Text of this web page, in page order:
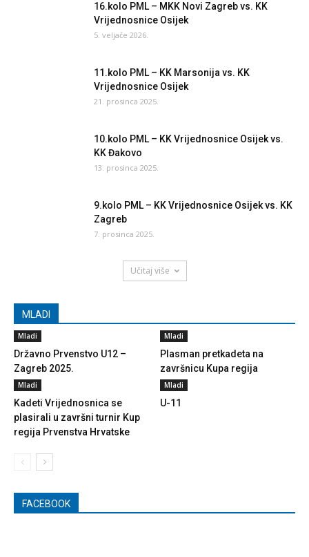
16.kolo PML – MKK Novi Zagreb vs. KK
Vrijednosnice Osijek
5. veljače 2026.
11.kolo PML – KK Marsonija vs. KK
Vrijednosnice Osijek
21. prosinca 2025.
10.kolo PML – KK Vrijednosnice Osijek vs.
KK Đakovo
13. prosinca 2025.
9.kolo PML – KK Vrijednosnice Osijek vs. KK
Zagreb
7. prosinca 2025.
Učitaj više
MLADI
Mladi
Državno Prvenstvo U12 –
Zagreb 2025.
Mladi
Plasman pretkadeta na
završnicu Kupa regija
Mladi
Kadeti Vrijednosnica se
plasirali u završni turnir Kup
regija Prvenstva Hrvatske
Mladi
U-11
FACEBOOK